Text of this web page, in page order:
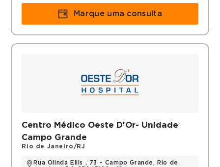
Marque uma consulta
Centro Médico Oeste D'Or- Unidade
Campo Grande
Rio de Janeiro/RJ
Rua Olinda Ellis , 73 - Campo Grande, Rio de